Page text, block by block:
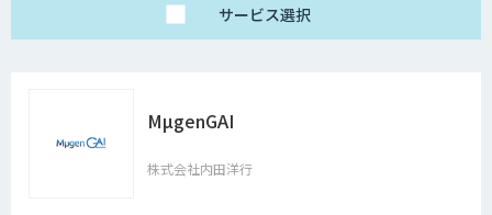
サービス選択
MµgenGAI
株式会社内田洋行